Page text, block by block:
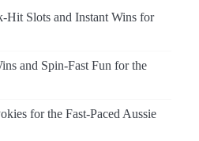
Slots and Instant Wins for
and Spin‑Fast Fun for the
for the Fast‑Paced Aussie